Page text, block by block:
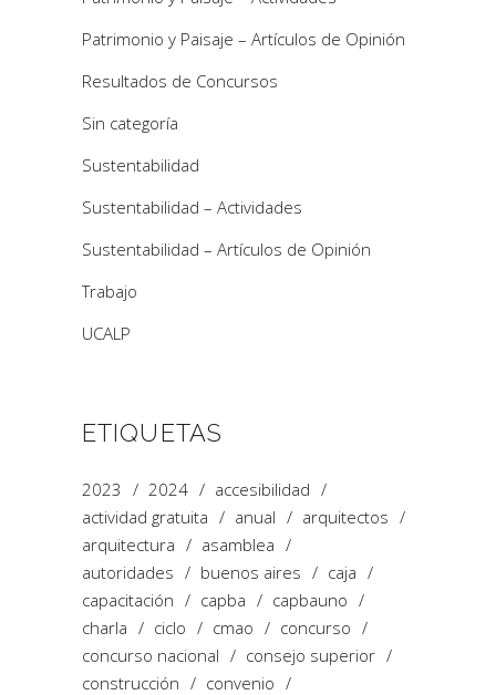
Patrimonio y Paisaje – Artículos de Opinión
Resultados de Concursos
Sin categoría
Sustentabilidad
Sustentabilidad – Actividades
Sustentabilidad – Artículos de Opinión
Trabajo
UCALP
ETIQUETAS
2023 2024
accesibilidad
actividad gratuita
anual
arquitectos
arquitectura
asamblea
autoridades
buenos aires
caja
capacitación
capba
capbauno
charla
ciclo cmao
concurso
concurso nacional
consejo superior
construcción
convenio